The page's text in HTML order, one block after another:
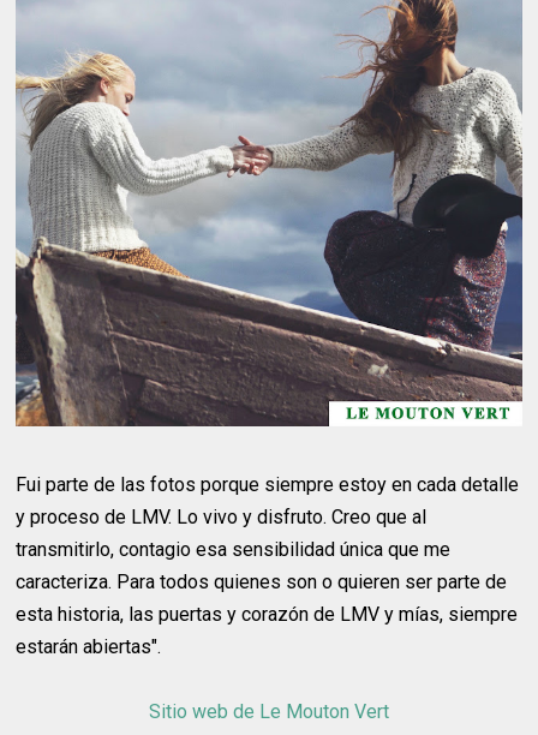
Fui parte de las fotos porque siempre estoy en cada detalle
y proceso de LMV. Lo vivo y disfruto. Creo que al
transmitirlo, contagio esa sensibilidad única que me
caracteriza. Para todos quienes son o quieren ser parte de
esta historia, las puertas y corazón de LMV y mías, siempre
estarán abiertas".
Sitio web de Le Mouton Vert